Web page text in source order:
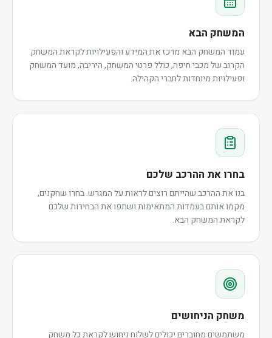
המשחק הבא
עמוד המשחק הבא מרכז את המידע והפעילויות לקראת המשחק
הקרוב של מכבי חיפה, כולל פרטי המשחק, היריבה, מועד המשחק
ופעילויות מיוחדות לחברי הקהילה.
בחרו את ההרכב שלכם
בנו את ההרכב שהייתם רוצים לראות על המגרש. בחרו שחקנים,
מקמו אותם בעמדות המתאימות ושתפו את הבחירות שלכם
לקראת המשחק הבא.
משחק הניחושים
משתמשים מחוברים יכולים לשלוח ניחוש לקראת כל משחק